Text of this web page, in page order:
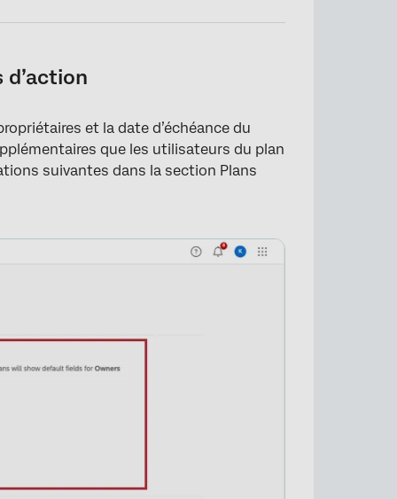
×
et la date d’échéance du
que les utilisateurs du plan
suivantes dans la section Plans